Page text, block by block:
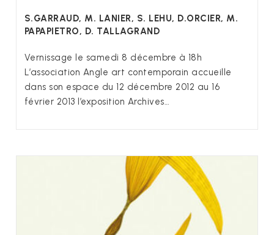
S.GARRAUD, M. LANIER, S. LEHU, D.ORCIER, M.
PAPAPIETRO, D. TALLAGRAND
Vernissage le samedi 8 décembre à 18h
L’association Angle art contemporain accueille
dans son espace du 12 décembre 2012 au 16
février 2013 l’exposition Archives…